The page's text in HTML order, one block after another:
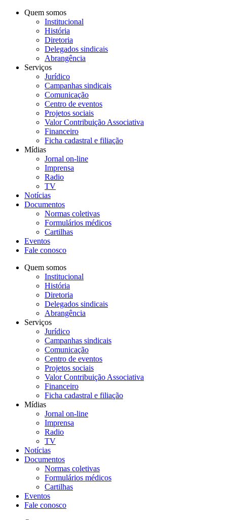
Quem somos
Institucional
História
Diretoria
Delegados sindicais
Abrangência
Serviços
Jurídico
Campanhas sindicais
Comunicação
Centro de eventos
Projetos sociais
Valor Contribuição Associativa
Financeiro
Ficha cadastral e filiação
Mídias
Jornal on-line
Imprensa
Radio
TV
Notícias
Documentos
Normas coletivas
Formulários médicos
Cartilhas
Eventos
Fale conosco
Quem somos
Institucional
História
Diretoria
Delegados sindicais
Abrangência
Serviços
Jurídico
Campanhas sindicais
Comunicação
Centro de eventos
Projetos sociais
Valor Contribuição Associativa
Financeiro
Ficha cadastral e filiação
Mídias
Jornal on-line
Imprensa
Radio
TV
Notícias
Documentos
Normas coletivas
Formulários médicos
Cartilhas
Eventos
Fale conosco